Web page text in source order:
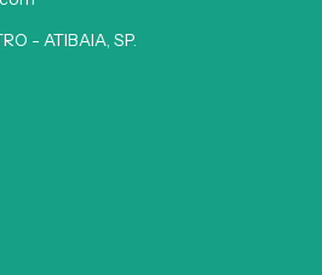
- ATIBAIA, SP.